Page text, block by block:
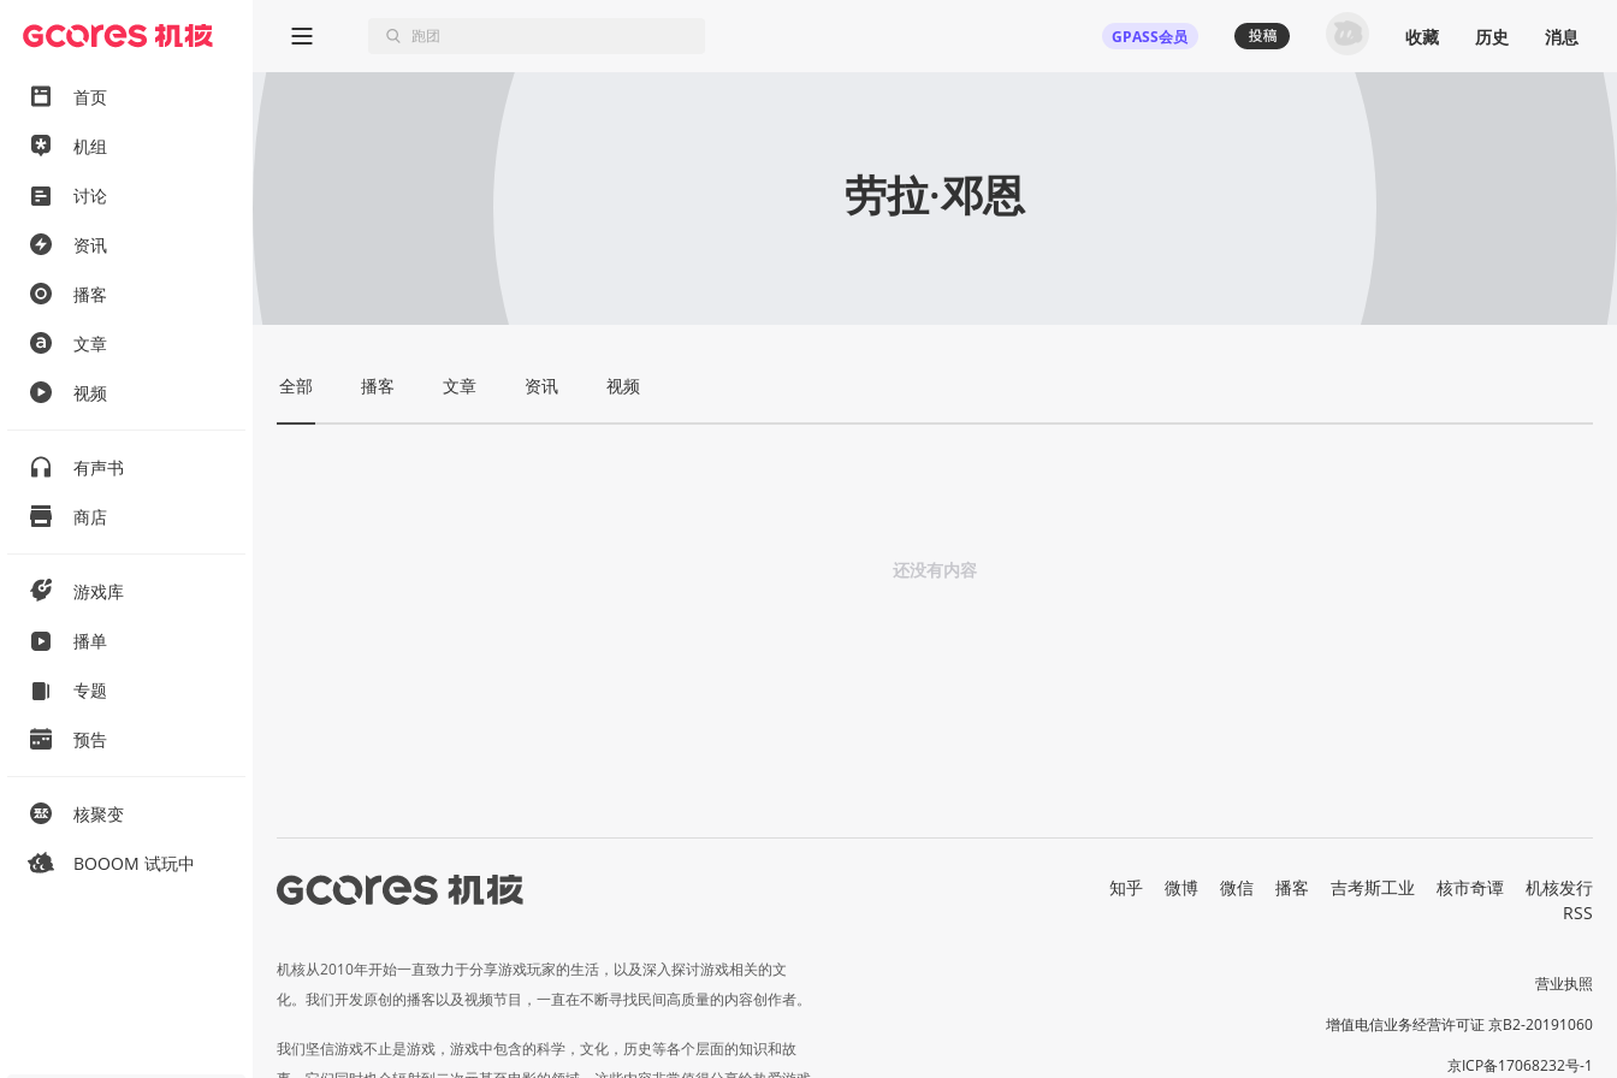
首页
机组
讨论
资讯
播客
文章
视频
有声书
商店
游戏库
播单
专题
预告
核聚变
BOOOM 试玩中
GPASS会员 收藏 历史 消息
劳拉·邓恩
全部 播客 文章 资讯 视频
还没有内容
机核从2010年开始一直致力于分享游戏玩家的生活，以及深入探讨游戏相关的文
化。我们开发原创的播客以及视频节目，一直在不断寻找民间高质量的内容创作者。
我们坚信游戏不止是游戏，游戏中包含的科学，文化，历史等各个层面的知识和故
知乎 微博 微信 播客 吉考斯工业 核市奇谭
机核发行
RSS
营业执照
增值电信业务经营许可证 京B2-20191060
京ICP备17068232号-1